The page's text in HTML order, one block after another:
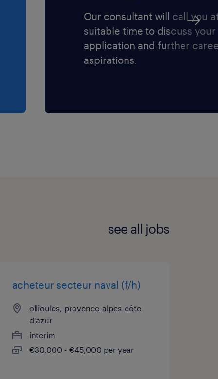
Our consultant will call you
suitable time to discuss your
application and further
aspirations.
see all jobs
acheteur secteur naval (f/h)
ollioules, provence-alpes-côte-
d'azur
interim
€30,000 - €45,000 per year